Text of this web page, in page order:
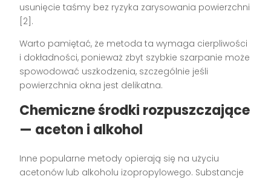
usunięcie taśmy bez ryzyka zarysowania powierzchni
[2].
Warto pamiętać, że metoda ta wymaga cierpliwości
i dokładności, ponieważ zbyt szybkie szarpanie może
spowodować uszkodzenia, szczególnie jeśli
powierzchnia okna jest delikatna.
Chemiczne środki rozpuszczające
— aceton i alkohol
Inne popularne metody opierają się na użyciu
acetonów lub alkoholu izopropylowego. Substancje